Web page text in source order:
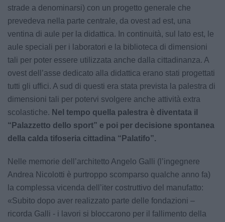
strade a denominarsi) con un progetto generale che
prevedeva nella parte centrale, da ovest ad est, una
ventina di aule per la didattica. In continuità, sul lato est, le
aule speciali per i laboratori e la biblioteca di dimensioni
tali per poter essere utilizzata anche dalla cittadinanza. A
ovest dell’asse dedicato alla didattica erano stati progettati
tutti gli uffici. A sud di questi era stata prevista la palestra di
dimensioni tali per potervi svolgere anche attività extra
scolastiche. Nel tempo quella palestra è diventata il
“Palazzetto dello sport” e poi per decisione spontanea
della calda tifoseria cittadina “Palatifo”.
Nelle memorie dell’architetto Angelo Galli (l’ingegnere
Andrea Nicolotti è purtroppo scomparso qualche anno fa)
la complessa vicenda dell’iter costruttivo del manufatto:
«Subito dopo aver realizzato parte delle fondazioni –
ricorda Galli - i lavori si bloccarono per il fallimento della